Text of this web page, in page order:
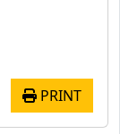
PRINT